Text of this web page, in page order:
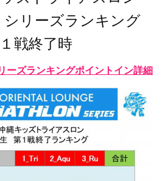
シリーズランキング
戦終了時
ーズランキングポイントイン詳細